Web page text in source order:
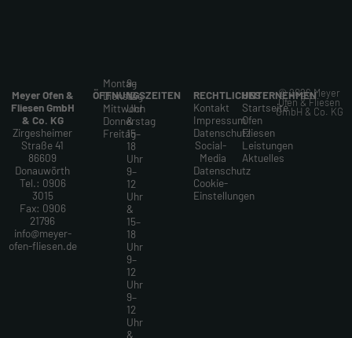
Meyer Ofen &
Fliesen GmbH
& Co. KG
Zirgesheimer
Straße 41
86609
Donauwörth
Tel.: 0906
3015
Fax: 0906
21796
info@meyer-
ofen-fliesen.de
ÖFFNUNGSZEITEN
Montag
Dienstag
Mittwoch
Donnerstag
Freitag
9–
12
Uhr
&
15–
18
Uhr
9–
12
Uhr
&
15–
18
Uhr
9–
12
Uhr
9–
12
Uhr
&
RECHTLICHES
Kontakt
Impressum
Datenschutz
Social-
Media
Datenschutz
Cookie-
Einstellungen
UNTERNEHMEN
Startseite
Ofen
Fliesen
Leistungen
Aktuelles
© 2026 Meyer
Ofen & Fliesen
GmbH & Co. KG